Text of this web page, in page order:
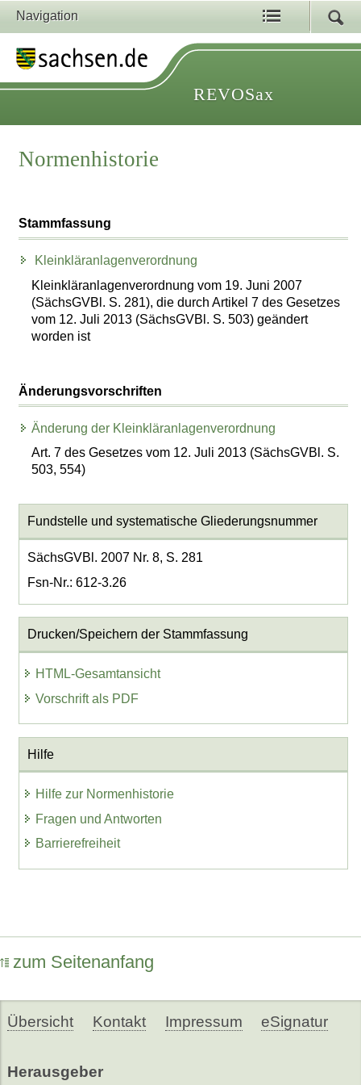
Navigation
REVOSax
Normenhistorie
Stammfassung
Kleinkläranlagenverordnung
Kleinkläranlagenverordnung vom 19. Juni 2007
(SächsGVBl. S. 281), die durch Artikel 7 des Gesetzes
vom 12. Juli 2013 (SächsGVBl. S. 503) geändert
worden ist
Änderungsvorschriften
Änderung der Kleinkläranlagenverordnung
Art. 7 des Gesetzes vom 12. Juli 2013 (SächsGVBl. S.
503, 554)
Fundstelle und systematische Gliederungsnummer
SächsGVBl. 2007 Nr. 8, S. 281
Fsn-Nr.: 612-3.26
Drucken/Speichern der Stammfassung
HTML-Gesamtansicht
Vorschrift als PDF
Hilfe
Hilfe zur Normenhistorie
Fragen und Antworten
Barrierefreiheit
zum Seitenanfang
Übersicht Kontakt Impressum eSignatur
Herausgeber